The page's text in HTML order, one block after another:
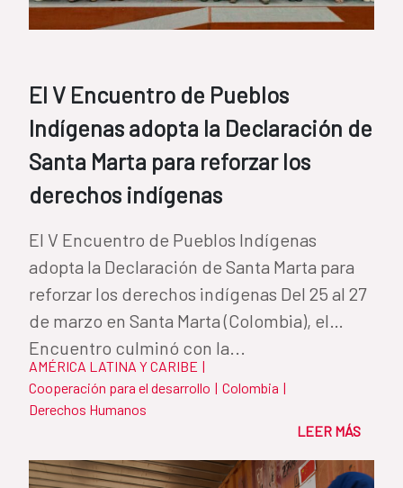
El V Encuentro de Pueblos
Indígenas adopta la Declaración de
Santa Marta para reforzar los
derechos indígenas
El V Encuentro de Pueblos Indígenas
adopta la Declaración de Santa Marta para
reforzar los derechos indígenas Del 25 al 27
de marzo en Santa Marta (Colombia), el
Encuentro culminó con la...
AMÉRICA LATINA Y CARIBE |
Cooperación para el desarrollo | Colombia |
Derechos Humanos
LEER MÁS